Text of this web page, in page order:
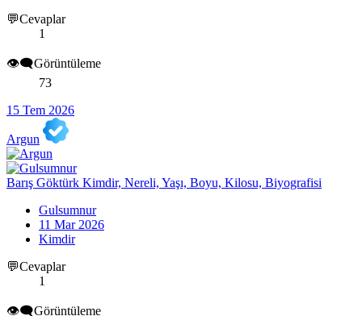
💬Cevaplar
1
👁️‍🗨️Görüntüleme
73
15 Tem 2026
Argun
Barış Göktürk Kimdir, Nereli, Yaşı, Boyu, Kilosu, Biyografisi
Gulsumnur
11 Mar 2026
Kimdir
💬Cevaplar
1
👁️‍🗨️Görüntüleme